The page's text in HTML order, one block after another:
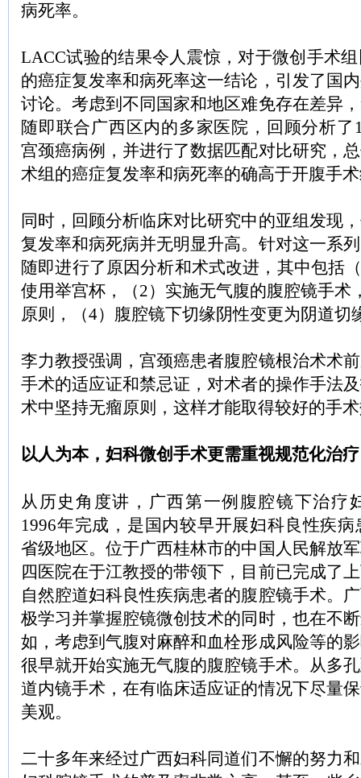
病死率。
LACC试验的结果令人震惊，对于微创手术
的癌症复发率和病死率这一结论，引发了国
讨论。考虑到不同国家和地区难免存在差异
随即联合广西区内的多家医院，回顾分析了
宫颈癌病例，并进行了数据匹配对比研究，
术组的癌症复发率和病死率的确高于开腹手
同时，回顾分析临床对比研究中的亚组发现
复发率和病死病并无明显升高。针对这一系
随即进行了原因分析和术式改进，其中包括
使用举宫杯，（2）实施无气腹的腹腔镜手术
原则，（4）腹腔镜下切缘阴性变更为阴道切
李力教授强调，宫颈癌患者腹腔镜根治术术
手术的适应证和禁忌证，对术者的操作手法
术中坚持无瘤原则，这样才能取得较好的手
以人为本，妇科微创手术更需重视规范化治疗
从历史角度讲，广西第一例腹腔镜下治疗
1996年完成，是国内较早开展妇科良性疾
省级地区。位于广西桂林市的中国人民解放
四医院在于江教授的带领下，目前已完成了
自然腔道妇科良性疾病患者的腹腔镜手术。
极学习并掌握腔镜微创技术的同时，也在不
如，考虑到气腹对麻醉和血栓形成风险等的
很早就开始实施无气腹的腹腔镜手术。从多
道内镜手术，在有临床适应证的情况下尽量
美观。
二十多年来经过广西妇科同道们不懈的努力